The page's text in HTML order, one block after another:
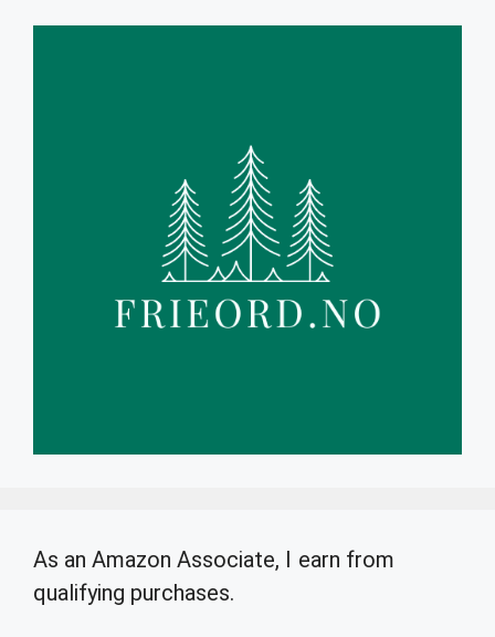
As an Amazon Associate, I earn from
qualifying purchases.